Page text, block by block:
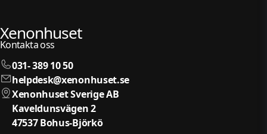
Xenonhuset
Kontakta oss
031- 389 10 50
helpdesk@xenonhuset.se
Xenonhuset Sverige AB
Kaveldunsvägen 2
47537 Bohus-Björkö